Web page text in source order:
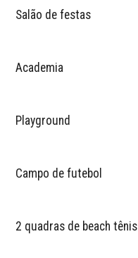
Salão de festas
Academia
Playground
Campo de futebol
2 quadras de beach tênis